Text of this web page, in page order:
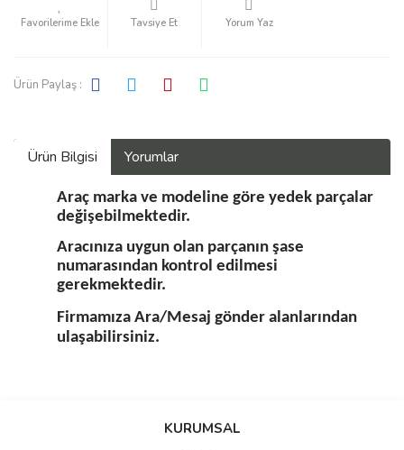
Tavsiye Et Yorum Yaz
Ürün Paylaş :
Ürün Bilgisi Yorumlar
Araç marka ve modeline göre yedek parçalar
değişebilmektedir.
Aracınıza uygun olan parçanın şase
numarasından kontrol edilmesi
gerekmektedir.
Firmamıza Ara/Mesaj gönder alanlarından
ulaşabilirsiniz.
Bu ürüne ilk yorumu siz yapın!
KURUMSAL